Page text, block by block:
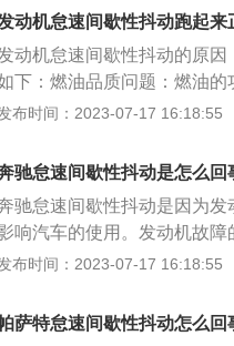
根据发动机的转速、温度、
，从而来维持发动机怠速
辆出现抖动；解决办法：建
题或容易使汽车产生新的问
弱；解决办法：涉及问题众
容易着车，着车后吸附在积碳
烧，又使混合气变浓，发动
温越低，冷启动所需要的油
。点火系统问题：检查一
工作不良，火花塞跳火状况
动机怠速间歇性抖动跑起来
动机怠速间歇性抖动的原
下：燃油品质问题：燃油
定数量的、清洁的、雾化良
题严重：发动机积碳问题一
油，还可以购买市面上有的除
布时间：2023-07-17 16:18:55
驰怠速间歇性抖动是怎么回
驰怠速间歇性抖动是因为
响汽车的使用。发动机故
拔掉发动机蓄电池的负极，
五点，分别是传感器问题；保
布时间：2023-07-17 16:18:55
萨特怠速间歇性抖动怎么回